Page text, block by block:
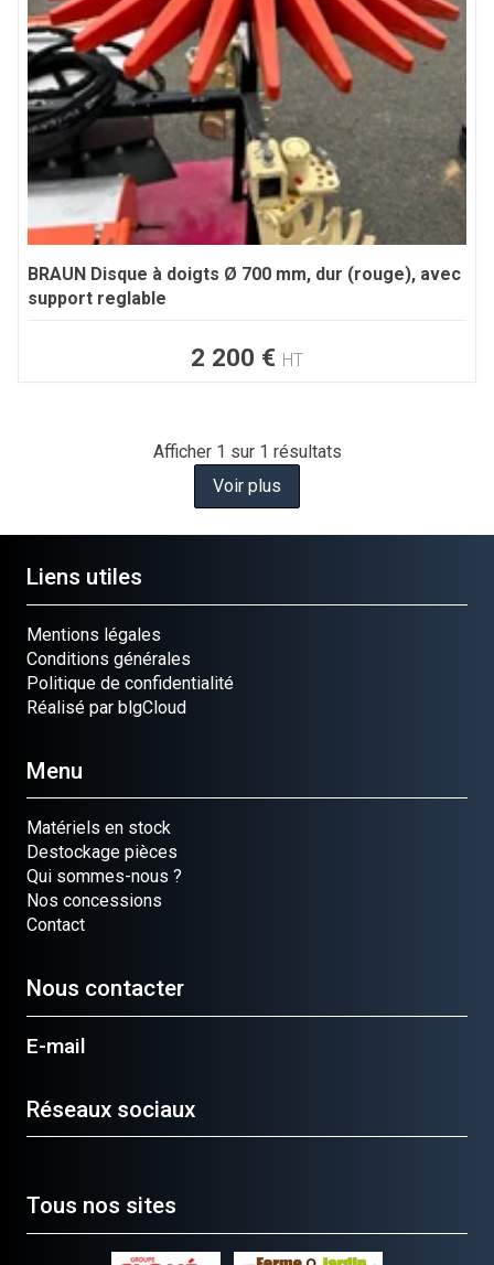
BRAUN Disque à doigts Ø 700 mm, dur (rouge), avec
support reglable
2 200 € HT
Afficher 1 sur 1 résultats
Voir plus
Liens utiles
Mentions légales
Conditions générales
Politique de confidentialité
Réalisé par blgCloud
Menu
Matériels en stock
Destockage pièces
Qui sommes-nous ?
Nos concessions
Contact
Nous contacter
E-mail
Réseaux sociaux
Tous nos sites